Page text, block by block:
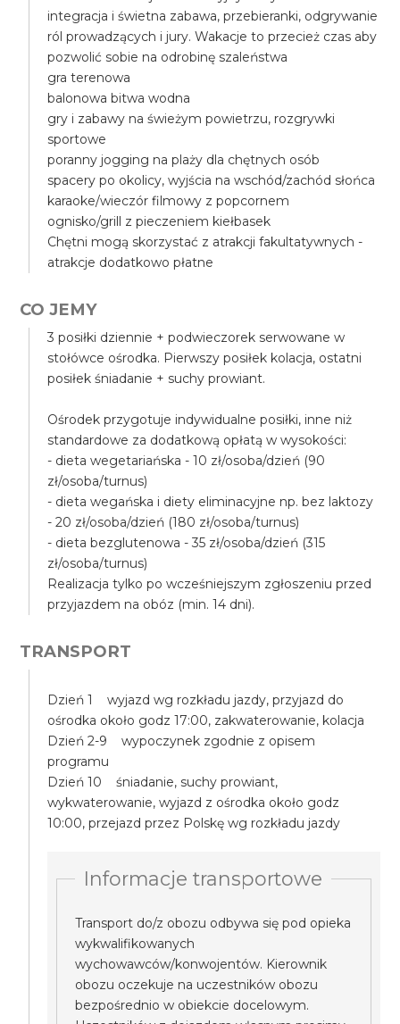
integracja i świetna zabawa, przebieranki, odgrywanie
ról prowadzących i jury. Wakacje to przecież czas aby
pozwolić sobie na odrobinę szaleństwa
gra terenowa
balonowa bitwa wodna
gry i zabawy na świeżym powietrzu, rozgrywki
sportowe
poranny jogging na plaży dla chętnych osób
spacery po okolicy, wyjścia na wschód/zachód słońca
karaoke/wieczór filmowy z popcornem
ognisko/grill z pieczeniem kiełbasek
Chętni mogą skorzystać z atrakcji fakultatywnych -
atrakcje dodatkowo płatne
CO JEMY
3 posiłki dziennie + podwieczorek serwowane w
stołówce ośrodka. Pierwszy posiłek kolacja, ostatni
posiłek śniadanie + suchy prowiant.
Ośrodek przygotuje indywidualne posiłki, inne niż
standardowe za dodatkową opłatą w wysokości:
- dieta wegetariańska - 10 zł/osoba/dzień (90
zł/osoba/turnus)
- dieta wegańska i diety eliminacyjne np. bez laktozy
- 20 zł/osoba/dzień (180 zł/osoba/turnus)
- dieta bezglutenowa - 35 zł/osoba/dzień (315
zł/osoba/turnus)
Realizacja tylko po wcześniejszym zgłoszeniu przed
przyjazdem na obóz (min. 14 dni).
TRANSPORT
Dzień 1 wyjazd wg rozkładu jazdy, przyjazd do
ośrodka około godz 17:00, zakwaterowanie, kolacja
Dzień 2-9 wypoczynek zgodnie z opisem
programu
Dzień 10 śniadanie, suchy prowiant,
wykwaterowanie, wyjazd z ośrodka około godz
10:00, przejazd przez Polskę wg rozkładu jazdy
Informacje transportowe
Transport do/z obozu odbywa się pod opieka
wykwalifikowanych
wychowawców/konwojentów. Kierownik
obozu oczekuje na uczestników obozu
bezpośrednio w obiekcie docelowym.